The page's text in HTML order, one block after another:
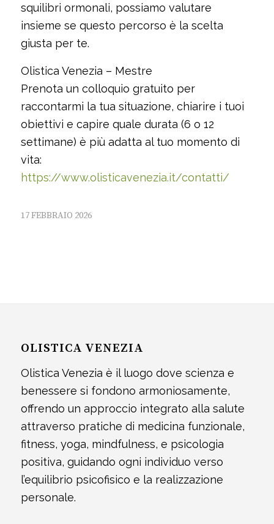
squilibri ormonali, possiamo valutare
insieme se questo percorso è la scelta
giusta per te.
Olistica Venezia – Mestre
Prenota un colloquio gratuito per
raccontarmi la tua situazione, chiarire i tuoi
obiettivi e capire quale durata (6 o 12
settimane) è più adatta al tuo momento di
vita:
https://www.olisticavenezia.it/contatti/
17 FEBBRAIO 2026
OLISTICA VENEZIA
Olistica Venezia è il luogo dove scienza e
benessere si fondono armoniosamente,
offrendo un approccio integrato alla salute
attraverso pratiche di medicina funzionale,
fitness, yoga, mindfulness, e psicologia
positiva, guidando ogni individuo verso
l’equilibrio psicofisico e la realizzazione
personale.